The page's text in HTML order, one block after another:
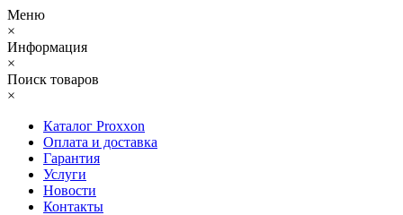
Меню
×
Информация
×
Поиск товаров
×
Каталог Proxxon
Оплата и доставка
Гарантия
Услуги
Новости
Контакты